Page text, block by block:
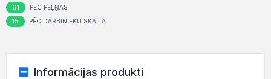
61 PĒC PEĻŅAS
15 PĒC DARBINIEKU SKAITA
Informācijas produkti